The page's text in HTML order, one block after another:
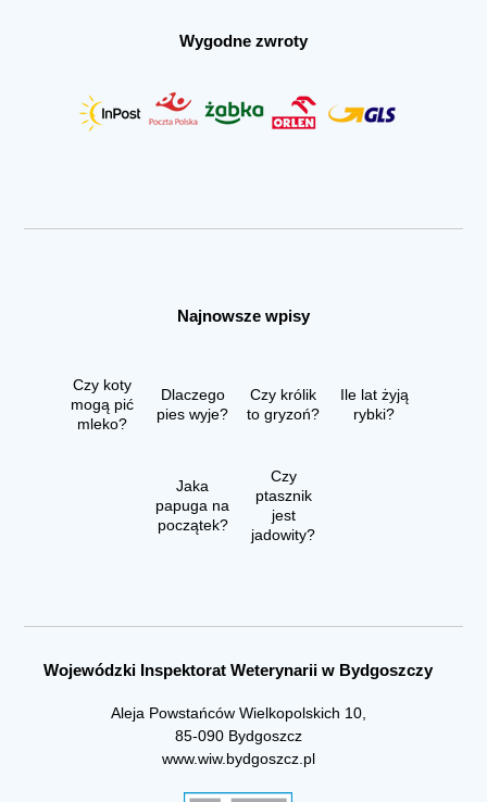
Wygodne zwroty
Najnowsze wpisy
Czy koty
mogą pić
mleko?
Dlaczego
pies wyje?
Czy królik
to gryzoń?
Ile lat żyją
rybki?
Jaka
papuga na
początek?
Czy
ptasznik
jest
jadowity?
Wojewódzki Inspektorat Weterynarii w Bydgoszczy
Aleja Powstańców Wielkopolskich 10,
85-090 Bydgoszcz
www.wiw.bydgoszcz.pl